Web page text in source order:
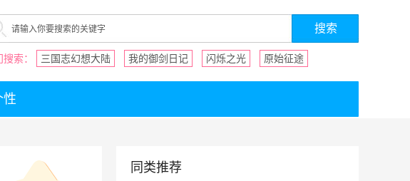
搜索： 三国志幻想大陆 我的御剑日记 闪烁之光 原始征途
性
同类推荐